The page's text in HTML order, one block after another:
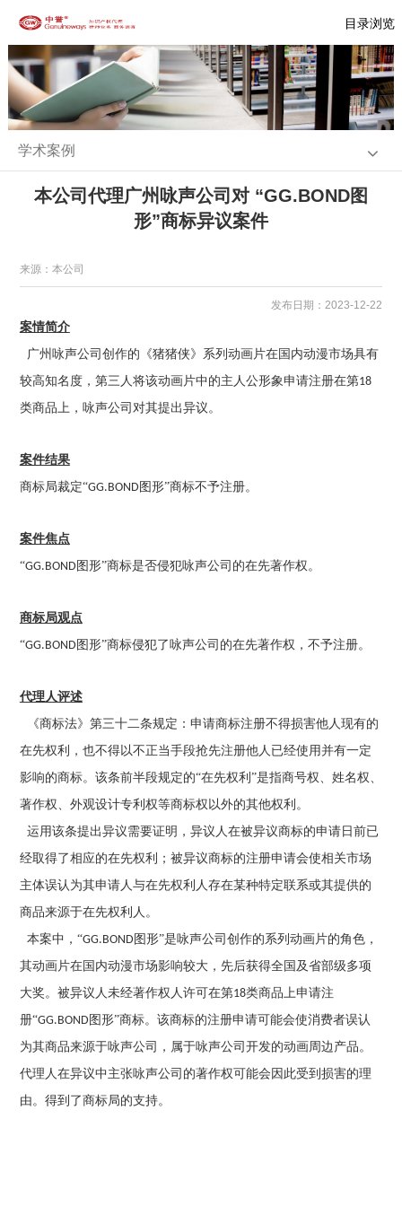
目录浏览
学术案例
本公司代理广州咏声公司对 “GG.BOND图
形”商标异议案件
来源：本公司
发布日期：2023-12-22
案情简介
广州咏声公司创作的《猪猪侠》系列动画片在国内动漫市场具有
较高知名度，第三人将该动画片中的主人公形象申请注册在第18
类商品上，咏声公司对其提出异议。
案件结果
商标局裁定“GG.BOND图形”商标不予注册。
案件焦点
“GG.BOND图形”商标是否侵犯咏声公司的在先著作权。
商标局观点
“GG.BOND图形”商标侵犯了咏声公司的在先著作权，不予注册。
代理人评述
《商标法》第三十二条规定：申请商标注册不得损害他人现有的
在先权利，也不得以不正当手段抢先注册他人已经使用并有一定
影响的商标。该条前半段规定的“在先权利”是指商号权、姓名权、
著作权、外观设计专利权等商标权以外的其他权利。
运用该条提出异议需要证明，异议人在被异议商标的申请日前已
经取得了相应的在先权利；被异议商标的注册申请会使相关市场
主体误认为其申请人与在先权利人存在某种特定联系或其提供的
商品来源于在先权利人。
本案中，“GG.BOND图形”是咏声公司创作的系列动画片的角色，
其动画片在国内动漫市场影响较大，先后获得全国及省部级多项
大奖。被异议人未经著作权人许可在第18类商品上申请注
册“GG.BOND图形”商标。该商标的注册申请可能会使消费者误认
为其商品来源于咏声公司，属于咏声公司开发的动画周边产品。
代理人在异议中主张咏声公司的著作权可能会因此受到损害的理
由。得到了商标局的支持。